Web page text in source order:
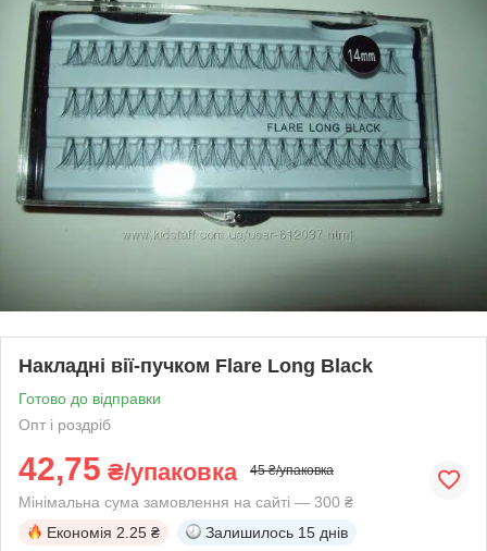
Накладні вії-пучком Flare Long Black
Готово до відправки
Опт і роздріб
42,75 ₴/упаковка 45 ₴/упаковка
Мінімальна сума замовлення на сайті — 300 ₴
Економія 2.25 ₴ Залишилось 15 днів